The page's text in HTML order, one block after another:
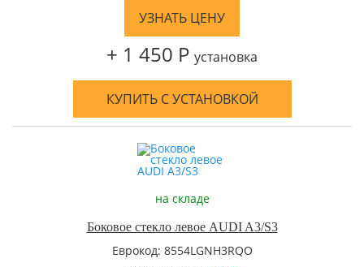
УЗНАТЬ ЦЕНУ
+ 1 450 Р установка
КУПИТЬ С УСТАНОВКОЙ
на складе
Боковое стекло левое AUDI A3/S3
Еврокод: 8554LGNH3RQO